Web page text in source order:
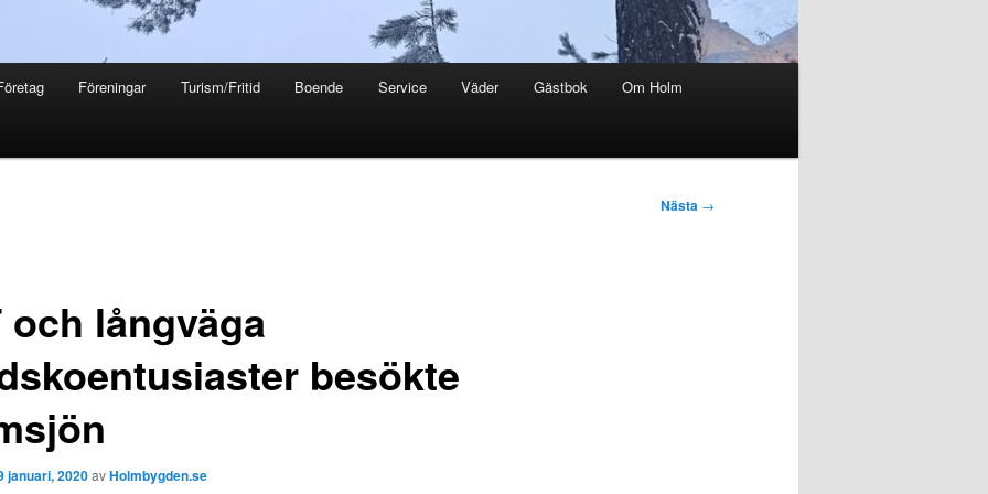
Föreningar Turism/Fritid Boende Service Väder Gästbok Om Holm
Nästa →
och långväga
besökte
januari, 2020avHolmbygden.se